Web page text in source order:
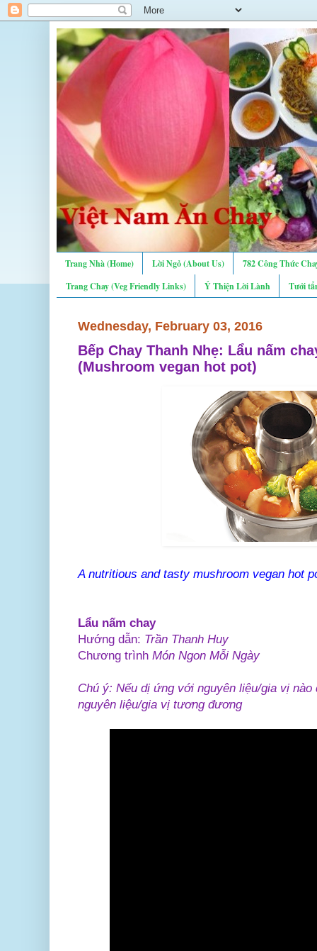
Trang Nhà (Home) Lời Ngỏ (About Us)
782 Công Thức
Trang Chay (Veg Friendly Links)
Ý Thiện Lời Lành Tưới
Wednesday, February 03, 2016
Bếp Chay Thanh Nhẹ: Lẩu nấm
(Mushroom vegan hot pot)
A nutritious and tasty mushroom vegan hot
Lẩu nấm chay
Hướng dẫn: Trần Thanh Huy
Chương trình Món Ngon Mỗi Ngày
Chú ý: Nếu dị ứng với nguyên liệu/gia vị nào
nguyên liệu/gia vị tương đương